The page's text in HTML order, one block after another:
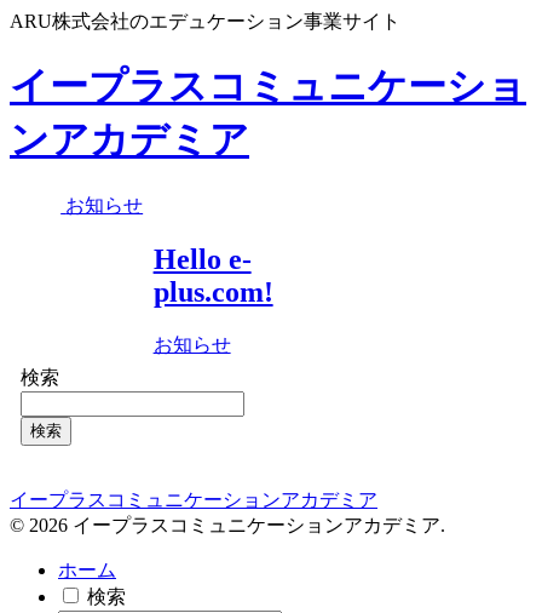
ARU株式会社のエデュケーション事業サイト
イープラスコミュニケーショ
ンアカデミア
お知らせ
Hello e-
plus.com!
お知らせ
検索
検索
イープラスコミュニケーションアカデミア
© 2026 イープラスコミュニケーションアカデミア.
ホーム
検索